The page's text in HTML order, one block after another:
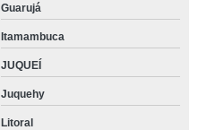
Guarujá
Itamambuca
JUQUEÍ
Juquehy
Litoral